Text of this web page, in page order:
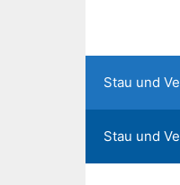
Stau und
Stau und